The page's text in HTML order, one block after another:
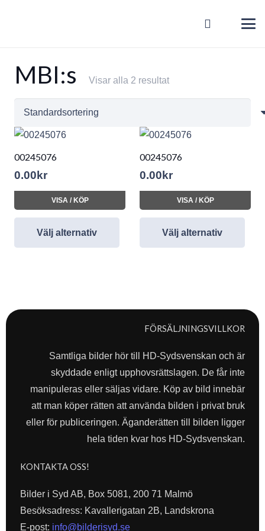
MBI:s Visar alla 2 resultat
00245076
0.00 kr
VISA / KÖP
Välj alternativ
00245076
0.00 kr
VISA / KÖP
Välj alternativ
FÖRSÄLJNINGSVILLKOR
Samtliga bilder hör till HD-Sydsvenskan och är
skyddade enligt upphovsrättslagen. De får inte
manipuleras eller säljas vidare. Köp av bild innebär
att man köper rätten att använda bilden i privat bruk
eller för publiceringen. Äganderätten till bilden ligger
hela tiden kvar hos HD-Sydsvenskan.
KONTAKTA OSS!
Bilder i Syd AB, Box 5081, 200 71 Malmö
Besöksadress: Kavallerigatan 2B, Landskrona
E-post: info@bilderisyd.se